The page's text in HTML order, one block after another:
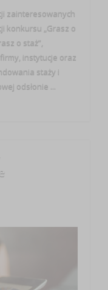
zainteresowanych
konkursu „Grasz o
o staż”,
instytucje oraz
staży i
odsłonie ...